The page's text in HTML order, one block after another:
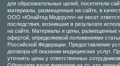
для образовательных целей, посетители
материалы, размещенные на сайте, в
ООО «Юнайтед Медгрупп» не несет
последствия, возникшие в результате
на сайте. Материалы и цены, размещенные
офертой, определяемой положениями
Российской Федерации. Предоставление
договора об оказании медицинских услуг.
уточнять цены у ответственных